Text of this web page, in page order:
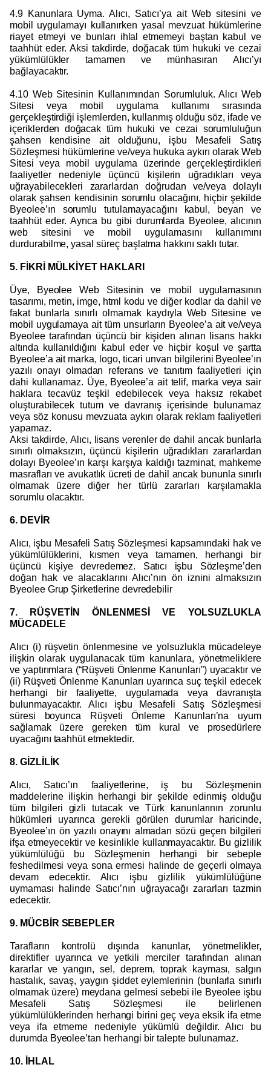
4.9 Kanunlara Uyma. Alıcı, Satıcı’ya ait Web sitesini ve
mobil uygulamayı kullanırken yasal mevzuat hükümlerine
riayet etmeyi ve bunları ihlal etmemeyi baştan kabul ve
taahhüt eder. Aksi takdirde, doğacak tüm hukuki ve cezai
yükümlülükler tamamen ve münhasıran Alıcı’yı
bağlayacaktır.
4.10 Web Sitesinin Kullanımından Sorumluluk. Alıcı Web
Sitesi veya mobil uygulama kullanımı sırasında
gerçekleştirdiği işlemlerden, kullanmış olduğu söz, ifade ve
içeriklerden doğacak tüm hukuki ve cezai sorumluluğun
şahsen kendisine ait olduğunu, işbu Mesafeli Satış
Sözleşmesi hükümlerine ve/veya hukuka aykırı olarak Web
Sitesi veya mobil uygulama üzerinde gerçekleştirdikleri
faaliyetler nedeniyle üçüncü kişilerin uğradıkları veya
uğrayabilecekleri zararlardan doğrudan ve/veya dolaylı
olarak şahsen kendisinin sorumlu olacağını, hiçbir şekilde
Byeolee’ın sorumlu tutulamayacağını kabul, beyan ve
taahhüt eder. Ayrıca bu gibi durumlarda Byeolee, alıcının
web sitesini ve mobil uygulamasını kullanımını
durdurabilme, yasal süreç başlatma hakkını saklı tutar.
5. FİKRİ MÜLKİYET HAKLARI
Üye, Byeolee Web Sitesinin ve mobil uygulamasının
tasarımı, metin, imge, html kodu ve diğer kodlar da dahil ve
fakat bunlarla sınırlı olmamak kaydıyla Web Sitesine ve
mobil uygulamaya ait tüm unsurların Byeolee’a ait ve/veya
Byeolee tarafından üçüncü bir kişiden alınan lisans hakkı
altında kullanıldığını kabul eder ve hiçbir koşul ve şartta
Byeolee’a ait marka, logo, ticari unvan bilgilerini Byeolee’ın
yazılı onayı olmadan referans ve tanıtım faaliyetleri için
dahi kullanamaz. Üye, Byeolee’a ait telif, marka veya sair
haklara tecavüz teşkil edebilecek veya haksız rekabet
oluşturabilecek tutum ve davranış içerisinde bulunamaz
veya söz konusu mevzuata aykırı olarak reklam faaliyetleri
yapamaz.
Aksi takdirde, Alıcı, lisans verenler de dahil ancak bunlarla
sınırlı olmaksızın, üçüncü kişilerin uğradıkları zararlardan
dolayı Byeolee’ın karşı karşıya kaldığı tazminat, mahkeme
masrafları ve avukatlık ücreti de dahil ancak bununla sınırlı
olmamak üzere diğer her türlü zararları karşılamakla
sorumlu olacaktır.
6. DEVİR
Alıcı, işbu Mesafeli Satış Sözleşmesi kapsamındaki hak ve
yükümlülüklerini, kısmen veya tamamen, herhangi bir
üçüncü kişiye devredemez. Satıcı işbu Sözleşme’den
doğan hak ve alacaklarını Alıcı’nın ön iznini almaksızın
Byeolee Grup Şirketlerine devredebilir
7. RÜŞVETİN ÖNLENMESİ VE YOLSUZLUKLA
MÜCADELE
Alıcı (i) rüşvetin önlenmesine ve yolsuzlukla mücadeleye
ilişkin olarak uygulanacak tüm kanunlara, yönetmeliklere
ve yaptırımlara (“Rüşveti Önlenme Kanunları”) uyacaktır ve
(ii) Rüşveti Önlenme Kanunları uyarınca suç teşkil edecek
herhangi bir faaliyette, uygulamada veya davranışta
bulunmayacaktır. Alıcı işbu Mesafeli Satış Sözleşmesi
süresi boyunca Rüşveti Önleme Kanunları’na uyum
sağlamak üzere gereken tüm kural ve prosedürlere
uyacağını taahhüt etmektedir.
8. GİZLİLİK
Alıcı, Satıcı’ın faaliyetlerine, iş bu Sözleşmenin
maddelerine ilişkin herhangi bir şekilde edinmiş olduğu
tüm bilgileri gizli tutacak ve Türk kanunlarının zorunlu
hükümleri uyarınca gerekli görülen durumlar haricinde,
Byeolee’ın ön yazılı onayını almadan sözü geçen bilgileri
ifşa etmeyecektir ve kesinlikle kullanmayacaktır. Bu gizlilik
yükümlülüğü bu Sözleşmenin herhangi bir sebeple
feshedilmesi veya sona ermesi halinde de geçerli olmaya
devam edecektir. Alıcı işbu gizlilik yükümlülüğüne
uymaması halinde Satıcı’nın uğrayacağı zararları tazmin
edecektir.
9. MÜCBİR SEBEPLER
Tarafların kontrolü dışında kanunlar, yönetmelikler,
direktifler uyarınca ve yetkili merciler tarafından alınan
kararlar ve yangın, sel, deprem, toprak kayması, salgın
hastalık, savaş, yaygın şiddet eylemlerinin (bunlarla sınırlı
olmamak üzere) meydana gelmesi sebebi ile Byeolee işbu
Mesafeli Satış Sözleşmesi ile belirlenen
yükümlülüklerinden herhangi birini geç veya eksik ifa etme
veya ifa etmeme nedeniyle yükümlü değildir. Alıcı bu
durumda Byeolee’tan herhangi bir talepte bulunamaz.
10. İHLAL